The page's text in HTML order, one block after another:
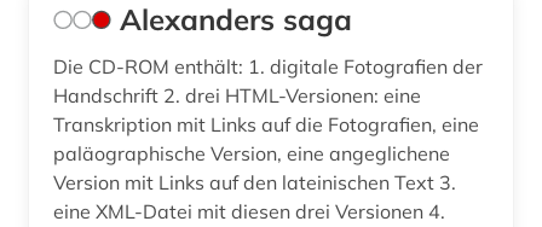
dialektologie (5)
dichter (3)
dichtung (1)
Alexanders saga
Die CD-ROM enthält: 1. digitale Fotografien der
Handschrift 2. drei HTML-Versionen: eine
Transkription mit Links auf die Fotografien, eine
paläographische Version, eine angeglichene
Version mit Links auf den lateinischen Text 3.
eine XML-Datei mit diesen drei Versionen 4.